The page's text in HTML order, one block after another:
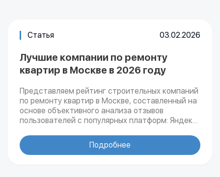
Статья 03.02.2026
Лучшие компании по ремонту
квартир в Москве в 2026 году
Представляем рейтинг строительных компаний
по ремонту квартир в Москве, составленный на
основе объективного анализа отзывов
пользователей с популярных платформ: Яндекс
осуществляющие профессиональный ремонт
жилой недвижимости.
Подробнее